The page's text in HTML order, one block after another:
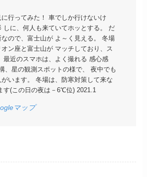
行ってみた！ 車でしか行けないけ
しに、何人も来ていてホッとする。 だ
ので、富士山が よ～く見える。 冬場
ン座と富士山が マッチしており、ス
最近のスマホは、よく撮れる 感心感
、星の観測スポットの様で、 夜中でも
います。 冬場は、防寒対策して来な
す(この日の夜は－6℃位) 2021.1
マップ